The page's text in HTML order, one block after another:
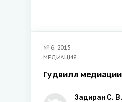
№ 6, 2015
МЕДИАЦИЯ
Гудвилл медиации
Задиран С. В.